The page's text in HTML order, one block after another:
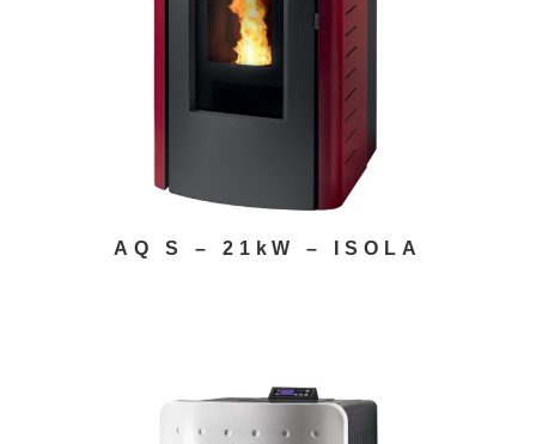
AQ S – 21kW – ISOLA